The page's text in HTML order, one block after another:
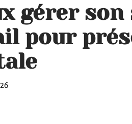
gérer son
pour